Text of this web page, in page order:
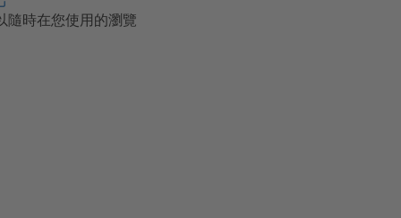
隨時在您使用的瀏覽